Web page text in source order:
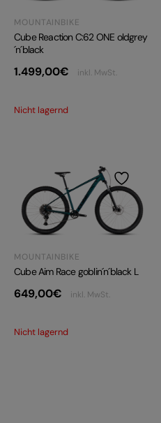
MOUNTAINBIKE
Cube Reaction C:62 ONE oldgrey
´n´black
1.499,00€ inkl. MwSt.
Nicht lagernd
MOUNTAINBIKE
Cube Aim Race goblin´n´black L
649,00€ inkl. MwSt.
Nicht lagernd